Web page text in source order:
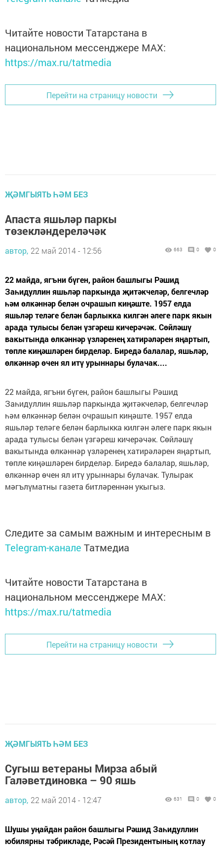
Читайте новости Татарстана в
национальном мессенджере MАХ:
https://max.ru/tatmedia
Перейти на страницу новости
ҖӘМГЫЯТЬ ҺӘМ БЕЗ
Апаста яшьләр паркы
төзекләндереләчәк
автор, 22 май 2014 - 12:56 663 0 0
22 майда, ягъни бүген, район башлыгы Рәшид
Заһидуллин яшьләр паркында җитәкчеләр, белгечләр
һәм өлкәннәр белән очрашып киңәште. 1957 елда
яшьләр теләге белән барлыкка килгән әлеге парк якын
арада тулысы белән үзгәреш кичерәчәк. Сөйләшү
вакытында өлкәннәр үзләренең хатирәләрен яңартып,
төпле киңәшләрен бирделәр. Биредә балалар, яшьләр,
өлкәннәр өчен ял итү урыннары булачак....
22 майда, ягъни бүген, район башлыгы Рәшид
Заһидуллин яшьләр паркында җитәкчеләр, белгечләр
һәм өлкәннәр белән очрашып киңәште. 1957 елда
яшьләр теләге белән барлыкка килгән әлеге парк якын
арада тулысы белән үзгәреш кичерәчәк. Сөйләшү
вакытында өлкәннәр үзләренең хатирәләрен яңартып,
төпле киңәшләрен бирделәр. Биредә балалар, яшьләр,
өлкәннәр өчен ял итү урыннары булачак. Тулырак
мәгълүматны газета битләреннән укыгыз.
Следите за самым важным и интересным в
Telegram-канале Татмедиа
Читайте новости Татарстана в
национальном мессенджере MАХ:
https://max.ru/tatmedia
Перейти на страницу новости
ҖӘМГЫЯТЬ ҺӘМ БЕЗ
Сугыш ветераны Мирза абый
Галәветдиновка – 90 яшь
автор, 22 май 2014 - 12:47 631 0 0
Шушы уңайдан район башлыгы Рәшид Заһидуллин
юбилярны тәбрикләде, Рәсәй Президентының котлау